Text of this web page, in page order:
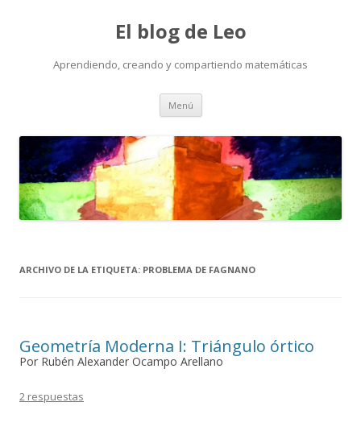
El blog de Leo
Aprendiendo, creando y compartiendo matemáticas
Menú Saltar
contenido
ARCHIVO DE LA ETIQUETA: PROBLEMA DE FAGNANO
Geometría Moderna I: Triángulo órtico
Por Rubén Alexander Ocampo Arellano
2 respuestas